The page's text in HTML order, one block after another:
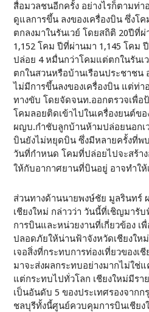
สื่อมวลชนอีกครั้ง อย่างไรก็ตามท่
ดูแลการขึ้น ลงของเครื่องบิน ซึ่งโ
ตกลงมาในรันเวย์ โดยสถิติ 20ปีที่
1,152 โคม ปีที่ผ่านมา 1,145 โคม
ปล่อย 4 หมื่นกว่าโคมแต่ตกในรันเ
ตกในสวนหรือบ้านเรือนประชาชน
ไม่มีการขึ้นลงของเครื่องบิน แต่ท่า
ทางขับ โดยจัดจนท.ออกตรวจเพื่อ
โคมลอยติดเข้าไปในเครื่องยนต์ข
ผญบ.กำชับลูกบ้านห้ามปล่อยนอกเ
บินยังไม่หยุดบิน ซึ่งมีหลายครั้งที่พ
วันที่กำหนด โคมที่ปล่อยไปจะสร้า
ให้กับอากาศยานที่บินอยู่ อาจทำให้
ส่วนทางด้านนายพงษ์ชัย มูลรินทร์
เชียงใหม่ กล่าวว่า วันนี้ที่เชิญมารั
การบินและหน่วยงานที่เกี่ยวข้อง เ
ปลอดภัยให้น่านฟ้าจังหวัดเชียงใหม่
เจอสิ่งที่กระทบการท่องเที่ยวของเ
มาจะส่งผลกระทบอย่างมากไม่ใช่
แต่กระทบไปทั่วโลก เชียงใหม่มีรา
เป็นอันดับ 5 ของประเทศรองจากก
ชลบุรีทั้งนี้ศูนย์ควบคุมการบินเชีย